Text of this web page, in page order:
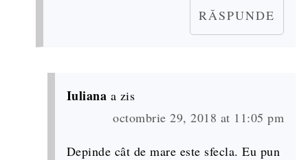
RĂSPUNDE
Iuliana a zis
octombrie 29, 2018 at 11:05 pm
Depinde cât de mare este sfecla. Eu pun